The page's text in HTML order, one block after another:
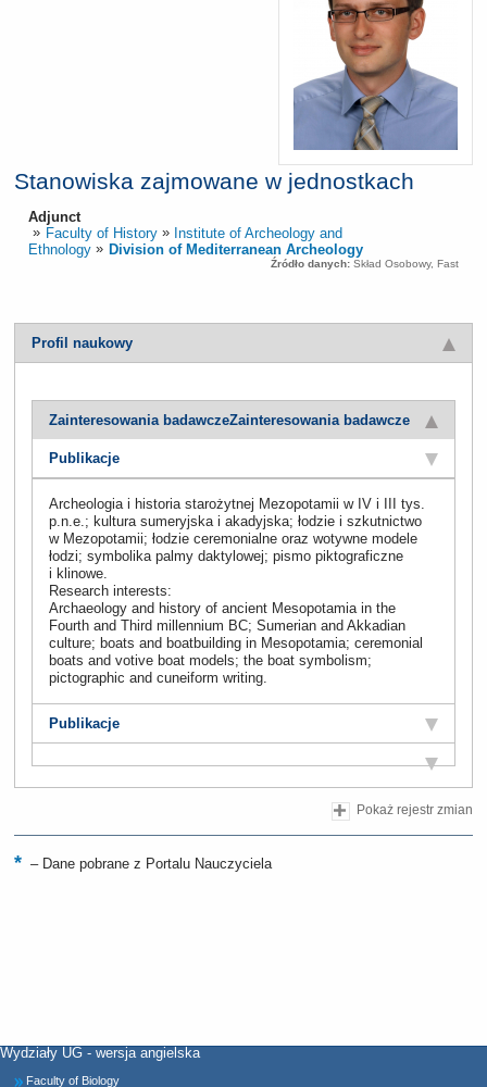
Stanowiska zajmowane w jednostkach
Adjunct
Faculty of History
Institute of Archeology and
Ethnology
Division of Mediterranean Archeology
Źródło danych: Skład Osobowy, Fast
Profil naukowy
Zainteresowania badawczeZainteresowania badawcze
Publikacje
Archeologia i historia starożytnej Mezopotamii w IV i III tys.
p.n.e.; kultura sumeryjska i akadyjska; łodzie i szkutnictwo
w Mezopotamii; łodzie ceremonialne oraz wotywne modele
łodzi; symbolika palmy daktylowej; pismo piktograficzne
i klinowe.
Research interests:
Archaeology and history of ancient Mesopotamia in the
Fourth and Third millennium BC; Sumerian and Akkadian
culture; boats and boatbuilding in Mesopotamia; ceremonial
boats and votive boat models; the boat symbolism;
pictographic and cuneiform writing.
Publikacje
Pokaż rejestr zmian
–Dane pobrane z Portalu Nauczyciela
Wydziały UG - wersja angielska
Faculty of Biology